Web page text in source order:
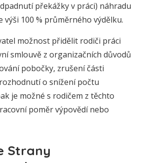
překážky v práci) náhradu
výši 100 % průměrného výdělku.
možnost přidělit rodiči práci
smlouvě z organizačních důvodů
pobočky, zrušení části
o snížení počtu
je možné s rodičem z těchto
poměr výpovědí nebo
Strany